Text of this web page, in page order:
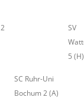
SV
5 (H)
SC Ruhr-Uni
Bochum 2 (A)